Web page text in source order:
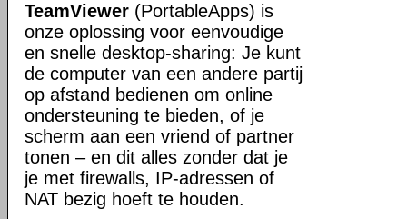
TeamViewer (PortableApps) is
onze oplossing voor eenvoudige
en snelle desktop-sharing: Je kunt
de computer van een andere partij
op afstand bedienen om online
ondersteuning te bieden, of je
scherm aan een vriend of partner
tonen – en dit alles zonder dat je
je met firewalls, IP-adressen of
NAT bezig hoeft te houden.